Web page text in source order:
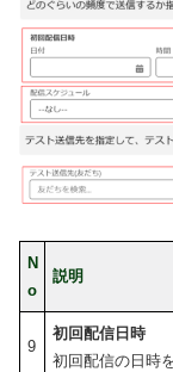
N
o
説明
9
初回配信日時
初回配信の日時